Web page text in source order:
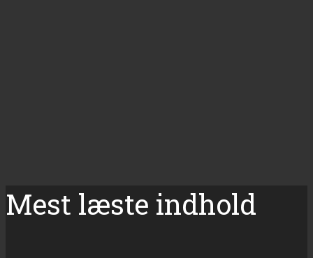
Mest læste indhold